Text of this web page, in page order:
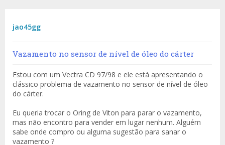
jao45gg
Vazamento no sensor de nível de óleo do cárter
Estou com um Vectra CD 97/98 e ele está apresentando o
clássico problema de vazamento no sensor de nível de óleo
do cárter.
Eu queria trocar o Oring de Viton para parar o vazamento,
mas não encontro para vender em lugar nenhum. Alguém
sabe onde compro ou alguma sugestão para sanar o
vazamento ?